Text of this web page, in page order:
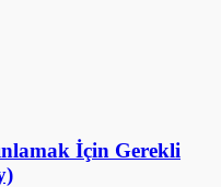
İçin Gerekli